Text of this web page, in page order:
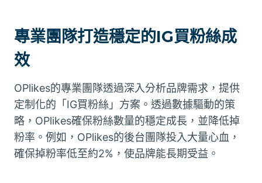
專業團隊打造穩定的IG買粉絲成
效
OPlikes的專業團隊透過深入分析品牌需求，提供
定制化的「IG買粉絲」方案。透過數據驅動的策
略，OPlikes確保粉絲數量的穩定成長，並降低掉
粉率。例如，OPlikes的後台團隊投入大量心血，
確保掉粉率低至約2%，使品牌能長期受益。